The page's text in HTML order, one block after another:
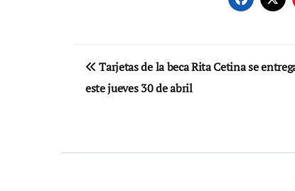
Navegación
de
Tarjetas de la beca Rita Cetina se
este jueves 30 de abril